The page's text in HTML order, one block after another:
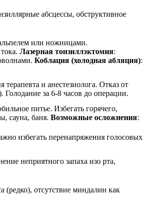
абсцессы, обструктивное
или ножницами.
Лазерная тонзиллэктомия:
Коблация (холодная абляция):
и анестезиолога. Отказ от
за 6-8 часов до операции.
питье. Избегать горячего,
сауна, баня. Возможные осложнения:
избегать перенапряжения голосовых
неприятного запаха изо рта,
(редко), отсутствие миндалин как